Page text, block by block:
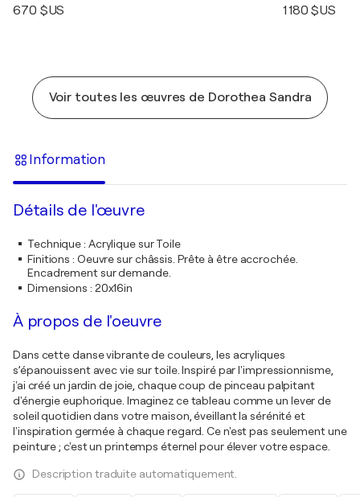
670 $US 1 180 $US
Voir toutes les œuvres de Dorothea Sandra
Information
Détails de l'œuvre
Technique: Acrylique sur Toile
Finitions : Oeuvre sur châssis. Prête à être accrochée.
Encadrement sur demande.
Dimensions : 20x16in
À propos de l'oeuvre
Dans cette danse vibrante de couleurs, les acryliques
s’épanouissent avec vie sur toile. Inspiré par l'impressionnisme,
j'ai créé un jardin de joie, chaque coup de pinceau palpitant
d'énergie euphorique. Imaginez ce tableau comme un lever de
soleil quotidien dans votre maison, éveillant la sérénité et
l'inspiration germée à chaque regard. Ce n'est pas seulement une
peinture ; c'est un printemps éternel pour élever votre espace.
Description traduite automatiquement.